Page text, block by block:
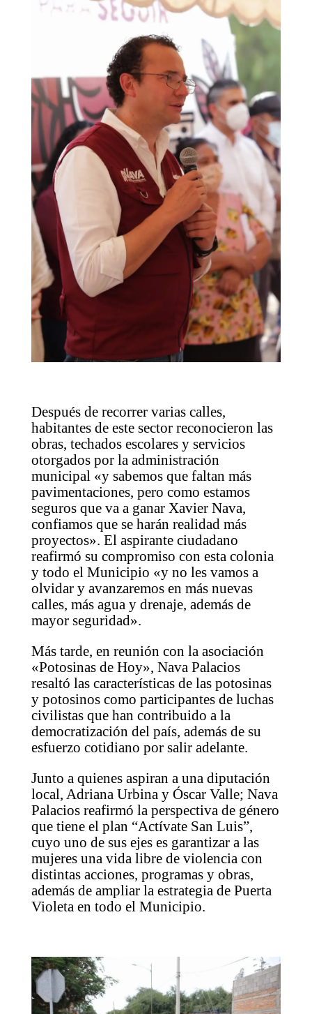
Después de recorrer varias calles,
habitantes de este sector reconocieron las
obras, techados escolares y servicios
otorgados por la administración
municipal «y sabemos que faltan más
pavimentaciones, pero como estamos
seguros que va a ganar Xavier Nava,
confiamos que se harán realidad más
proyectos». El aspirante ciudadano
reafirmó su compromiso con esta colonia
y todo el Municipio «y no les vamos a
olvidar y avanzaremos en más nuevas
calles, más agua y drenaje, además de
mayor seguridad».
Más tarde, en reunión con la asociación
«Potosinas de Hoy», Nava Palacios
resaltó las características de las potosinas
y potosinos como participantes de luchas
civilistas que han contribuido a la
democratización del país, además de su
esfuerzo cotidiano por salir adelante.
Junto a quienes aspiran a una diputación
local, Adriana Urbina y Óscar Valle; Nava
Palacios reafirmó la perspectiva de género
que tiene el plan “Actívate San Luis”,
cuyo uno de sus ejes es garantizar a las
mujeres una vida libre de violencia con
distintas acciones, programas y obras,
además de ampliar la estrategia de Puerta
Violeta en todo el Municipio.